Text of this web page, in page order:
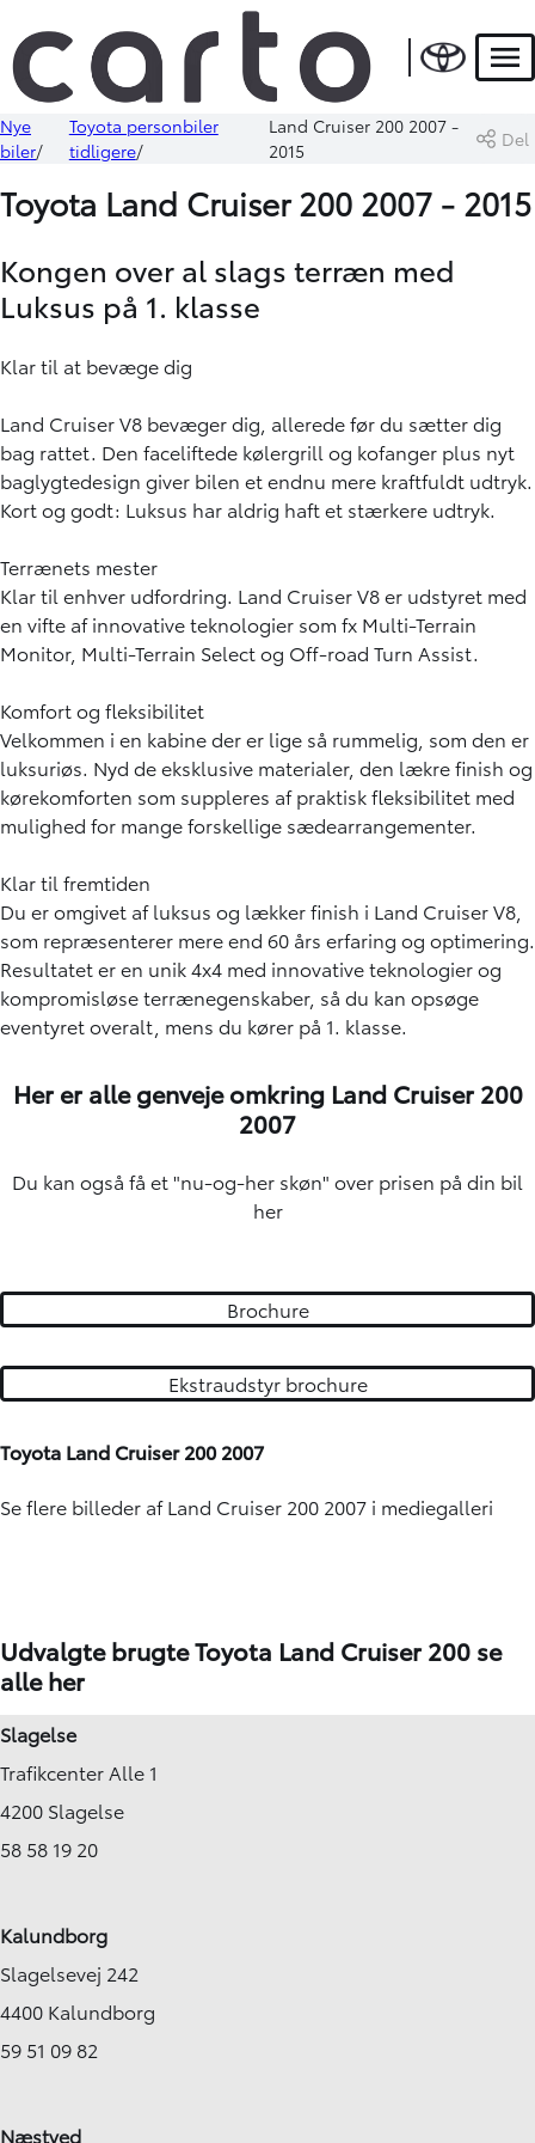
Nye
biler
Toyota personbiler
tidligere
Land Cruiser 200 2007 -
2015
Del
Toyota Land Cruiser 200 2007 - 2015
Kongen over al slags terræn med
Luksus på 1. klasse
Klar til at bevæge dig
Land Cruiser V8 bevæger dig, allerede før du sætter dig
bag rattet. Den faceliftede kølergrill og kofanger plus nyt
baglygtedesign giver bilen et endnu mere kraftfuldt udtryk.
Kort og godt: Luksus har aldrig haft et stærkere udtryk.
Terrænets mester
Klar til enhver udfordring. Land Cruiser V8 er udstyret med
en vifte af innovative teknologier som fx Multi-Terrain
Monitor, Multi-Terrain Select og Off-road Turn Assist.
Komfort og fleksibilitet
Velkommen i en kabine der er lige så rummelig, som den er
luksuriøs. Nyd de eksklusive materialer, den lækre finish og
kørekomforten som suppleres af praktisk fleksibilitet med
mulighed for mange forskellige sædearrangementer.
Klar til fremtiden
Du er omgivet af luksus og lækker finish i Land Cruiser V8,
som repræsenterer mere end 60 års erfaring og optimering.
Resultatet er en unik 4x4 med innovative teknologier og
kompromisløse terrænegenskaber, så du kan opsøge
eventyret overalt, mens du kører på 1. klasse.
Her er alle genveje omkring Land Cruiser 200
2007
Du kan også få et "nu-og-her skøn" over prisen på din bil
her
Brochure
Ekstraudstyr brochure
Toyota Land Cruiser 200 2007
Se flere billeder af Land Cruiser 200 2007 i mediegalleri
Udvalgte brugte Toyota Land Cruiser 200 se
alle her
Slagelse
Trafikcenter Alle 1
4200 Slagelse
58 58 19 20
Kalundborg
Slagelsevej 242
4400 Kalundborg
59 51 09 82
Næstved